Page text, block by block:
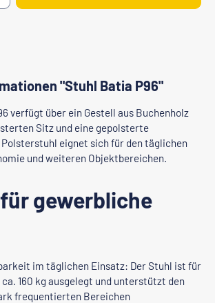
"Stuhl Batia P96"
verfügt über ein Gestell aus Buchenholz
Sitz und eine gepolsterte
Polsterstuhl eignet sich für den täglichen
und weiteren Objektbereichen.
gewerbliche
im täglichen Einsatz: Der Stuhl ist für
ca. 160 kg ausgelegt und unterstützt den
frequentierten Bereichen